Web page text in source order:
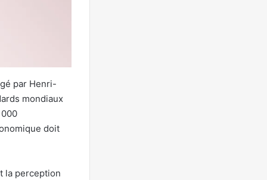
par Henri-
mondiaux
doit
la perception